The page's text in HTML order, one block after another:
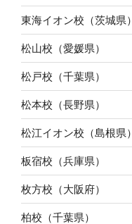
東海イオン校（茨城県）
松山校（愛媛県）
松戸校（千葉県）
松本校（長野県）
松江イオン校（島根県）
板宿校（兵庫県）
枚方校（大阪府）
柏校（千葉県）